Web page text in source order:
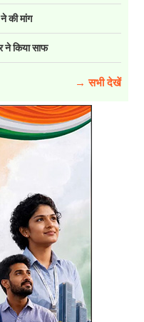
की मांग
ने किया साफ
→ सभी देखें